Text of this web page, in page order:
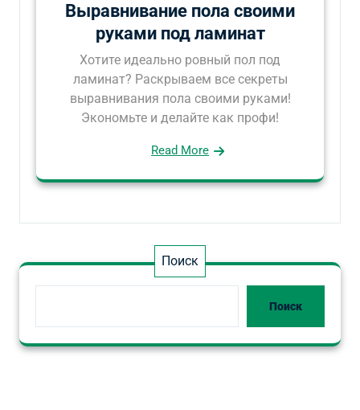
Выравнивание пола своими
руками под ламинат
Хотите идеально ровный пол под
ламинат? Раскрываем все секреты
выравнивания пола своими руками!
Экономьте и делайте как профи!
Read More
Поиск
Поиск